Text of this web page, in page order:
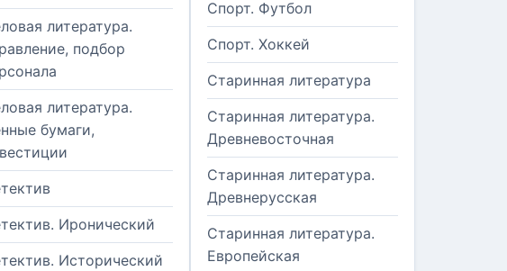
литература.
подбор
литература.
бумаги,
Иронический
Исторический
Спорт. Футбол
Спорт. Хоккей
Старинная литература
Старинная литература.
Древневосточная
Старинная литература.
Древнерусская
Старинная литература.
Европейская